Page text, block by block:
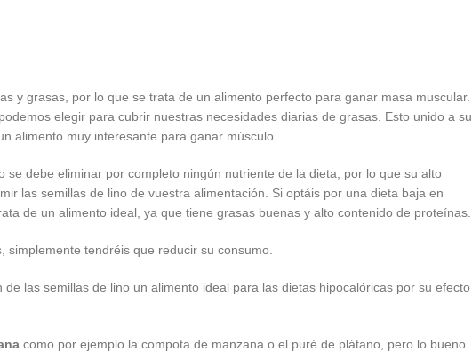
y grasas, por lo que se trata de un alimento perfecto para ganar masa muscular.
elegir para cubrir nuestras necesidades diarias de grasas. Esto unido a su
alimento muy interesante para ganar músculo.
debe eliminar por completo ningún nutriente de la dieta, por lo que su alto
las semillas de lino de vuestra alimentación. Si optáis por una dieta baja en
de un alimento ideal, ya que tiene grasas buenas y alto contenido de proteínas.
tendréis que reducir su consumo.
las semillas de lino un alimento ideal para las dietas hipocalóricas por su efecto
como por ejemplo la compota de manzana o el puré de plátano, pero lo bueno